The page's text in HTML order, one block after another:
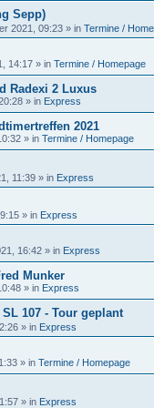
Sepp)
2021, 09:23 » in Termine /
14:17 » in Termine / Homepage
Radexi 2 Luxus
» in Express
2021
» in Termine / Homepage
11:39 » in Express
» in Express
16:42 » in Express
Munker
» in Express
107 - Tour geplant
» in Express
» in Termine / Homepage
» in Express